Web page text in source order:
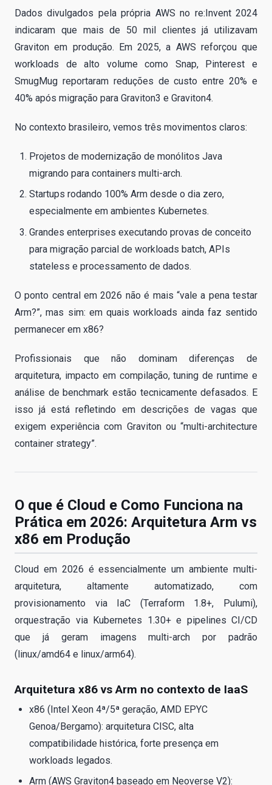
Dados divulgados pela própria AWS no re:Invent 2024
indicaram que mais de 50 mil clientes já utilizavam
Graviton em produção. Em 2025, a AWS reforçou que
workloads de alto volume como Snap, Pinterest e
SmugMug reportaram reduções de custo entre 20% e
40% após migração para Graviton3 e Graviton4.
No contexto brasileiro, vemos três movimentos claros:
Projetos de modernização de monólitos Java
migrando para containers multi-arch.
Startups rodando 100% Arm desde o dia zero,
especialmente em ambientes Kubernetes.
Grandes enterprises executando provas de conceito
para migração parcial de workloads batch, APIs
stateless e processamento de dados.
O ponto central em 2026 não é mais “vale a pena testar
Arm?”, mas sim: em quais workloads ainda faz sentido
permanecer em x86?
Profissionais que não dominam diferenças de
arquitetura, impacto em compilação, tuning de runtime e
análise de benchmark estão tecnicamente defasados. E
isso já está refletindo em descrições de vagas que
exigem experiência com Graviton ou “multi-architecture
container strategy”.
O que é Cloud e Como Funciona na
Prática em 2026: Arquitetura Arm vs
x86 em Produção
Cloud em 2026 é essencialmente um ambiente multi-
arquitetura, altamente automatizado, com
provisionamento via IaC (Terraform 1.8+, Pulumi),
orquestração via Kubernetes 1.30+ e pipelines CI/CD
que já geram imagens multi-arch por padrão
(linux/amd64 e linux/arm64).
Arquitetura x86 vs Arm no contexto de IaaS
x86 (Intel Xeon 4ª/5ª geração, AMD EPYC
Genoa/Bergamo): arquitetura CISC, alta
compatibilidade histórica, forte presença em
workloads legados.
Arm (AWS Graviton4 baseado em Neoverse V2):